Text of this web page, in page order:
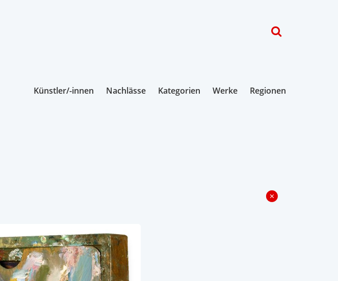
Künstler/-innen Nachlässe Kategorien Werke Regionen